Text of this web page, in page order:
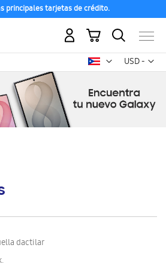
principales tarjetas de crédito.
USD -
dólar
Mi carrito
dactilar